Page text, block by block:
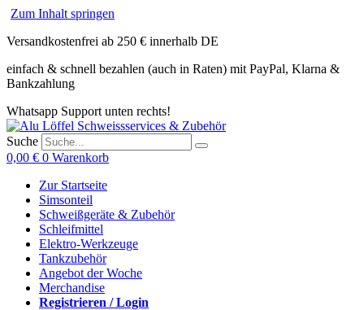
Zum Inhalt springen
Versandkostenfrei ab 250 € innerhalb DE
einfach & schnell bezahlen (auch in Raten) mit PayPal, Klarna &
Bankzahlung
Whatsapp Support unten rechts!
Suche
0,00 € 0 Warenkorb
Zur Startseite
Simsonteil
Schweißgeräte & Zubehör
Schleifmittel
Elektro-Werkzeuge
Tankzubehör
Angebot der Woche
Merchandise
Registrieren / Login